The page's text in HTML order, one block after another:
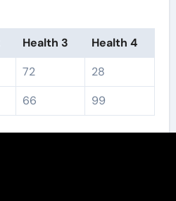
Health 3
Health 4
72
28
66 99